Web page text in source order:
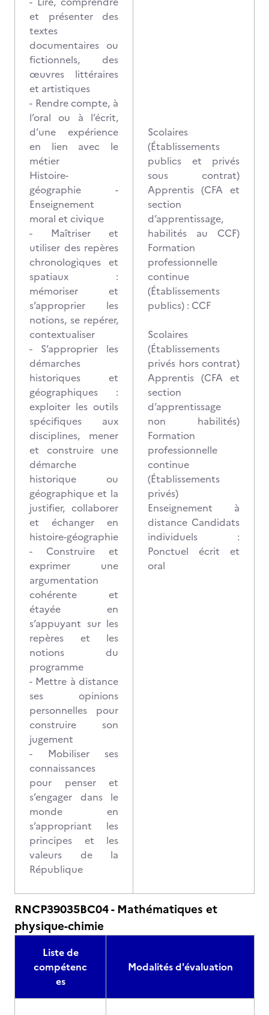
et présenter des
textes
documentaires ou
fictionnels, des
œuvres littéraires
et artistiques
- Rendre compte, à
l’oral ou à l’écrit,
d’une expérience
en lien avec le
métier
Histoire-
géographie -
Enseignement
moral et civique
- Maîtriser et
utiliser des repères
chronologiques et
spatiaux :
mémoriser et
s’approprier les
notions, se repérer,
contextualiser
- S’approprier les
démarches
historiques et
géographiques :
exploiter les outils
spécifiques aux
disciplines, mener
et construire une
démarche
historique ou
géographique et la
justifier, collaborer
et échanger en
histoire-géographie
- Construire et
exprimer une
argumentation
cohérente et
étayée en
s’appuyant sur les
repères et les
notions du
programme
- Mettre à distance
ses opinions
personnelles pour
construire son
jugement
- Mobiliser ses
connaissances
pour penser et
s’engager dans le
monde en
s’appropriant les
principes et les
valeurs de la
République
Scolaires
(Établissements
publics et privés
sous contrat)
Apprentis (CFA et
section
d’apprentissage,
habilités au CCF)
Formation
professionnelle
continue
(Établissements
publics) : CCF
Scolaires
(Établissements
privés hors contrat)
Apprentis (CFA et
section
d’apprentissage
non habilités)
Formation
professionnelle
continue
(Établissements
privés)
Enseignement à
distance Candidats
individuels :
Ponctuel écrit et
oral
RNCP39035BC04 - Mathématiques et
physique-chimie
Liste de
compétenc
es
Modalités d'évaluation